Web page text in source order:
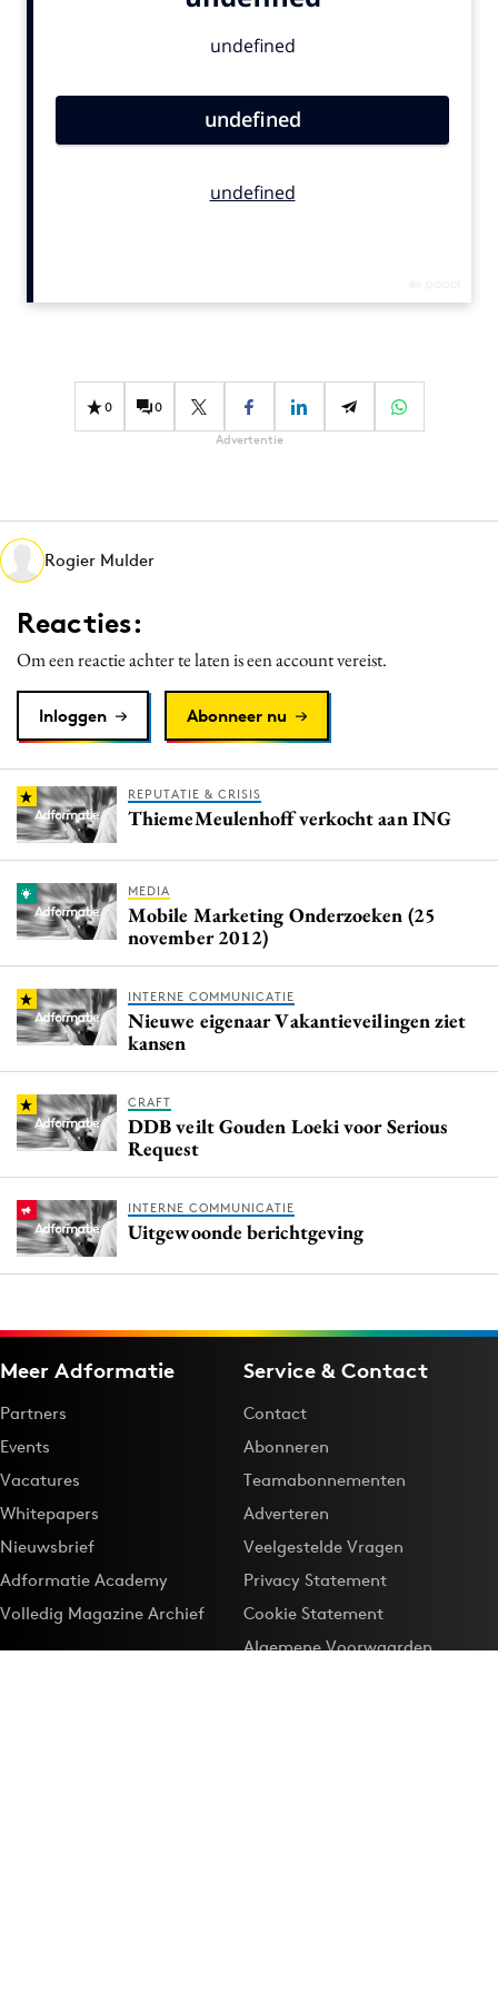
Gedragsverandering
Influencer marketing
Media
Merkstrategie
PR
Programmatic
Purpose Marketing
Reputatie & crisis
0 0
Advertentie
Rogier Mulder
Reacties:
Om een reactie achter te laten is een account vereist.
Inloggen Abonneer nu
REPUTATIE & CRISIS
ThiemeMeulenhoff verkocht aan ING
MEDIA
Mobile Marketing Onderzoeken (25
november 2012)
INTERNE COMMUNICATIE
Nieuwe eigenaar Vakantieveilingen ziet
kansen
CRAFT
DDB veilt Gouden Loeki voor Serious
Request
INTERNE COMMUNICATIE
Uitgewoonde berichtgeving
Meer Adformatie
Partners
Events
Vacatures
Whitepapers
Nieuwsbrief
Adformatie Academy
Volledig Magazine Archief
Service & Contact
Contact
Abonneren
Teamabonnementen
Adverteren
Veelgestelde Vragen
Privacy Statement
Cookie Statement
Algemene Voorwaarden